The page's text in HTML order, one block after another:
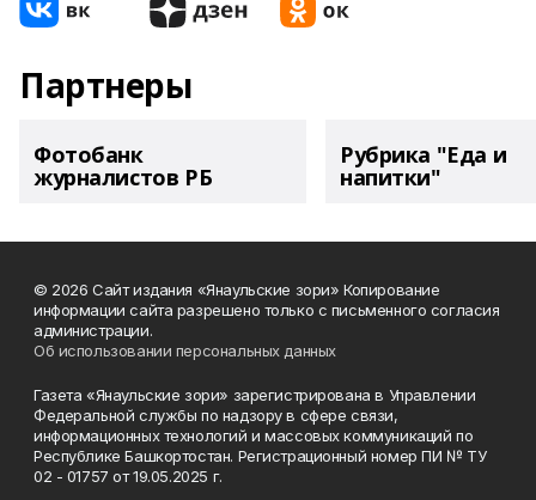
Партнеры
Фотобанк
журналистов РБ
Рубрика "Еда и
напитки"
© 2026 Сайт издания «Янаульские зори» Копирование
информации сайта разрешено только с письменного согласия
администрации.
Об использовании персональных данных
Газета «Янаульские зори» зарегистрирована в Управлении
Федеральной службы по надзору в сфере связи,
информационных технологий и массовых коммуникаций по
Республике Башкортостан. Регистрационный номер ПИ № ТУ
02 - 01757 от 19.05.2025 г.